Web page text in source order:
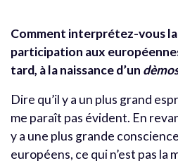
Comment interprétez-vous la
participation aux
tard, à la naissance d’un
Dire qu’il y a un plus grand
me paraît pas évident. En
y a une plus grande
européens, ce qui n’est pas la